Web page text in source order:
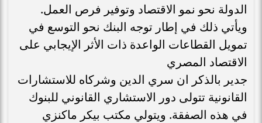
الدولة نحو نمو الاقتصاد وتوفير فرص العمل.
ويأتي ذلك في إطار توجه البنك نحو التوسع في
تمويل القطاعات الواعدة ذات الأثر الإيجابي على
الاقتصاد المصري
جدير بالذكر ان سري الدين وشركاه للاستشارات
القانونية تتولى دور الاستشاري القانوني للبنوك
في هذه الصفقة. ويتولي ﻣﻜﺘﺐ بيكر ماكنزي